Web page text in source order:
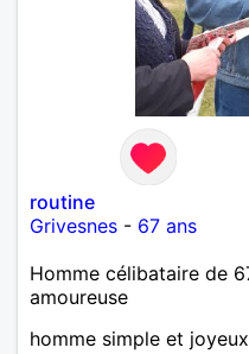
routine
Grivesnes - 67 ans
Homme célibataire de
amoureuse
homme simple et